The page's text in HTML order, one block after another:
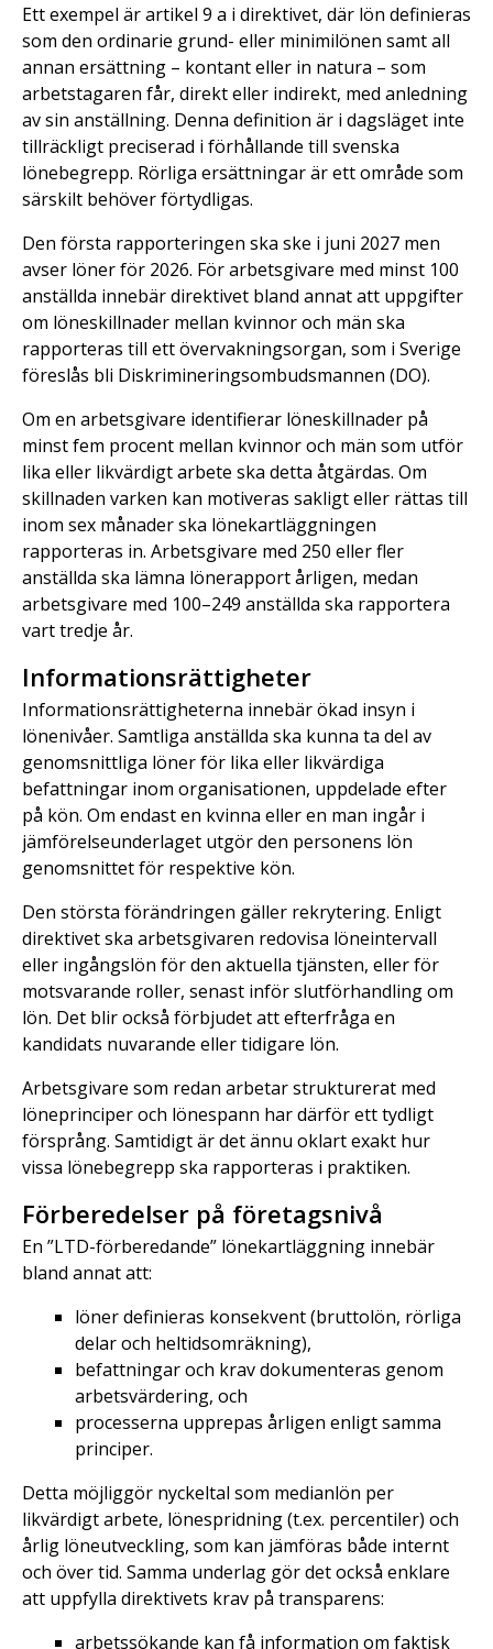
Ett exempel är artikel 9 a i direktivet, där lön definieras
som den ordinarie grund- eller minimilönen samt all
annan ersättning – kontant eller in natura – som
arbetstagaren får, direkt eller indirekt, med anledning
av sin anställning. Denna definition är i dagsläget inte
tillräckligt preciserad i förhållande till svenska
lönebegrepp. Rörliga ersättningar är ett område som
särskilt behöver förtydligas.
Den första rapporteringen ska ske i juni 2027 men
avser löner för 2026. För arbetsgivare med minst 100
anställda innebär direktivet bland annat att uppgifter
om löneskillnader mellan kvinnor och män ska
rapporteras till ett övervakningsorgan, som i Sverige
föreslås bli Diskrimineringsombudsmannen (DO).
Om en arbetsgivare identifierar löneskillnader på
minst fem procent mellan kvinnor och män som utför
lika eller likvärdigt arbete ska detta åtgärdas. Om
skillnaden varken kan motiveras sakligt eller rättas till
inom sex månader ska lönekartläggningen
rapporteras in. Arbetsgivare med 250 eller fler
anställda ska lämna lönerapport årligen, medan
arbetsgivare med 100–249 anställda ska rapportera
vart tredje år.
Informationsrättigheter
Informationsrättigheterna innebär ökad insyn i
lönenivåer. Samtliga anställda ska kunna ta del av
genomsnittliga löner för lika eller likvärdiga
befattningar inom organisationen, uppdelade efter
på kön. Om endast en kvinna eller en man ingår i
jämförelseunderlaget utgör den personens lön
genomsnittet för respektive kön.
Den största förändringen gäller rekrytering. Enligt
direktivet ska arbetsgivaren redovisa löneintervall
eller ingångslön för den aktuella tjänsten, eller för
motsvarande roller, senast inför slutförhandling om
lön. Det blir också förbjudet att efterfråga en
kandidats nuvarande eller tidigare lön.
Arbetsgivare som redan arbetar strukturerat med
löneprinciper och lönespann har därför ett tydligt
försprång. Samtidigt är det ännu oklart exakt hur
vissa lönebegrepp ska rapporteras i praktiken.
Förberedelser på företagsnivå
En ”LTD-förberedande” lönekartläggning innebär
bland annat att:
löner definieras konsekvent (bruttolön, rörliga
delar och heltidsomräkning),
befattningar och krav dokumenteras genom
arbetsvärdering, och
processerna upprepas årligen enligt samma
principer.
Detta möjliggör nyckeltal som medianlön per
likvärdigt arbete, lönespridning (t.ex. percentiler) och
årlig löneutveckling, som kan jämföras både internt
och över tid. Samma underlag gör det också enklare
att uppfylla direktivets krav på transparens:
arbetssökande kan få information om faktisk